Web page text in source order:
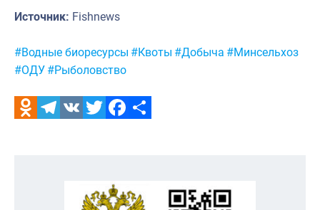
Источник: Fishnews
Метки:
#Водные биоресурсы #Квоты #Добыча #Минсельхоз
#ОДУ #Рыболовство